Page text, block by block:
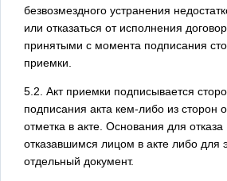
безвозмездного устранения
или отказаться от исполнения
принятыми с момента подписания
приемки.
5.2. Акт приемки подписывается
подписания акта кем-либо из сторон
отметка в акте. Основания для отказа
отказавшимся лицом в акте либо для
отдельный документ.